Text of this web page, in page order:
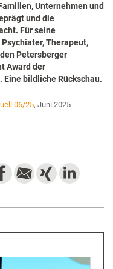
Unternehmen und
und die
Für seine
Therapeut,
Petersberger
Award der
bildliche Rückschau.
06/25, Juni 2025